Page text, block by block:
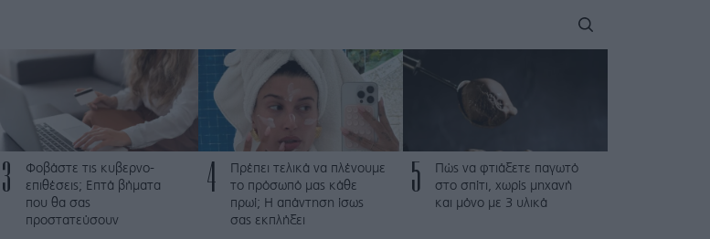
3
Φοβάστε τις κυβερνο-
επιθέσεις; Επτά βήματα
που θα σας
προστατεύσουν
4
Πρέπει τελικά να πλένουμε
το πρόσωπό μας κάθε
πρωί; Η απάντηση ίσως
σας εκπλήξει
5
Πώς να φτιάξετε παγωτό
στο σπίτι, χωρίς μηχανή
και μόνο με 3 υλικά